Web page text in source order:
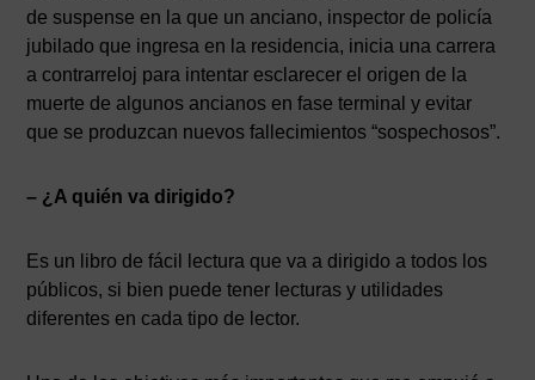
de suspense en la que un anciano, inspector de policía
jubilado que ingresa en la residencia, inicia una carrera
a contrarreloj para intentar esclarecer el origen de la
muerte de algunos ancianos en fase terminal y evitar
que se produzcan nuevos fallecimientos “sospechosos”.
– ¿A quién va dirigido?
Es un libro de fácil lectura que va a dirigido a todos los
públicos, si bien puede tener lecturas y utilidades
diferentes en cada tipo de lector.